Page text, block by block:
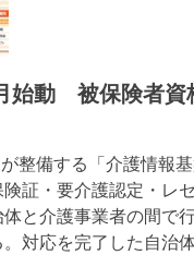
始動 被保険者資
整備する「介護情報
証・要介護認定・レ
と介護事業者の間で
対応を完了した自治